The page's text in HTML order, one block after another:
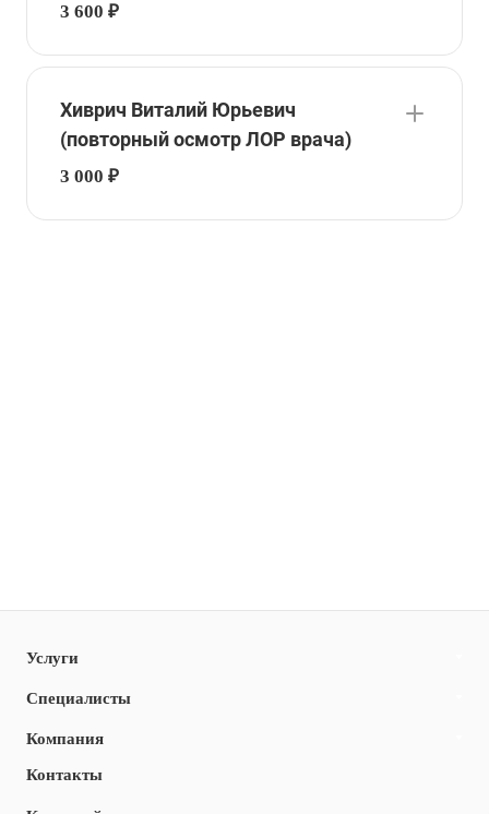
3 600 ₽
Хиврич Виталий Юрьевич
(повторный осмотр ЛОР врача)
3 000 ₽
Услуги
Специалисты
Компания
Контакты